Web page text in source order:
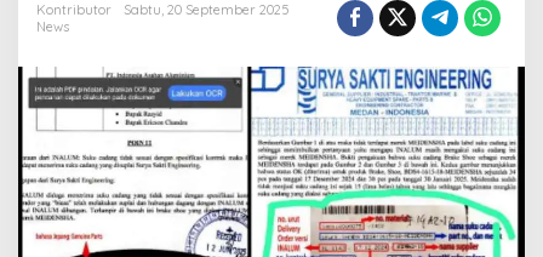
Soroti
dan
Dugaan
Pencurian
Cadang
Kontributor
Sabtu, 20 September 2025
News